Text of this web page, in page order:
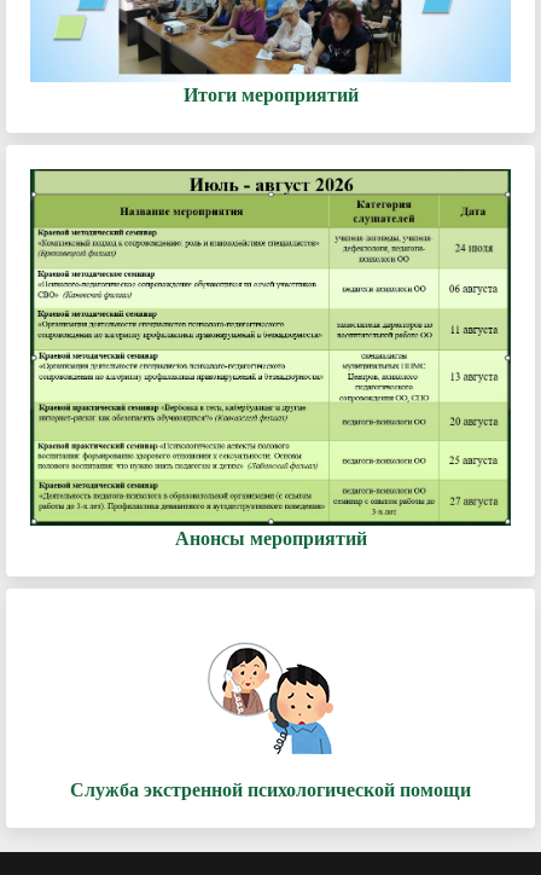
Итоги мероприятий
Анонсы мероприятий
Служба экстренной психологической помощи